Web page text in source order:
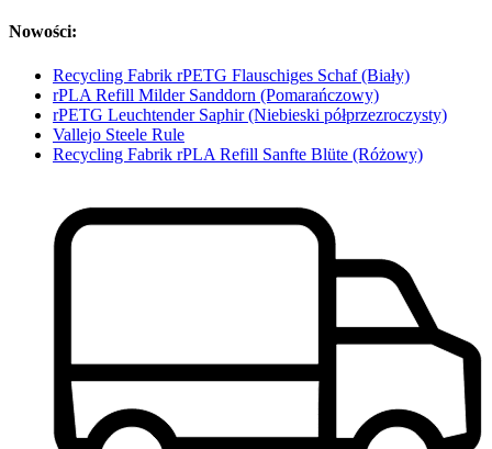
Nowości:
Recycling Fabrik rPETG Flauschiges Schaf (Biały)
rPLA Refill Milder Sanddorn (Pomarańczowy)
rPETG Leuchtender Saphir (Niebieski półprzezroczysty)
Vallejo Steele Rule
Recycling Fabrik rPLA Refill Sanfte Blüte (Różowy)